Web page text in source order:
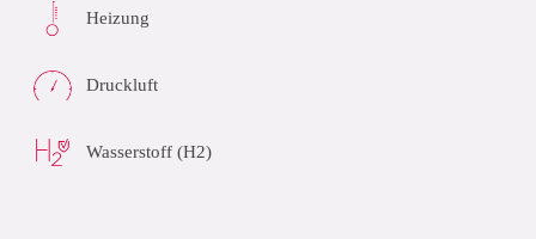
Heizung
Druckluft
Wasserstoff (H2)